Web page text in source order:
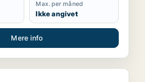
Max. per måned
Ikke angivet
Mere info